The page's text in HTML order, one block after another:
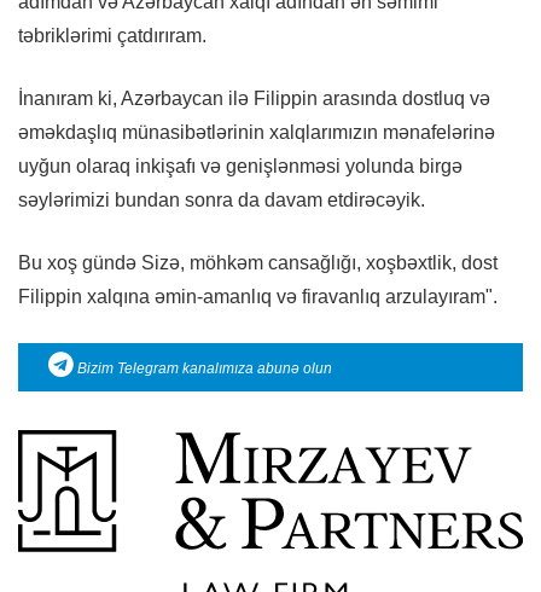
təbriklərimi çatdırıram.
İnanıram ki, Azərbaycan ilə Filippin arasında dostluq və
əməkdaşlıq münasibətlərinin xalqlarımızın mənafelərinə
uyğun olaraq inkişafı və genişlənməsi yolunda birgə
səylərimizi bundan sonra da davam etdirəcəyik.
Bu xoş gündə Sizə, möhkəm cansağlığı, xoşbəxtlik, dost
Filippin xalqına əmin-amanlıq və firavanlıq arzulayıram".
Bizim Telegram kanalımıza abunə olun